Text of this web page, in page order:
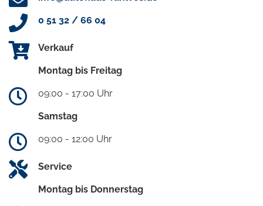
0 51 32 / 66 04
Verkauf
Montag bis Freitag
09:00 - 17:00 Uhr
Samstag
09:00 - 12:00 Uhr
Service
Montag bis Donnerstag